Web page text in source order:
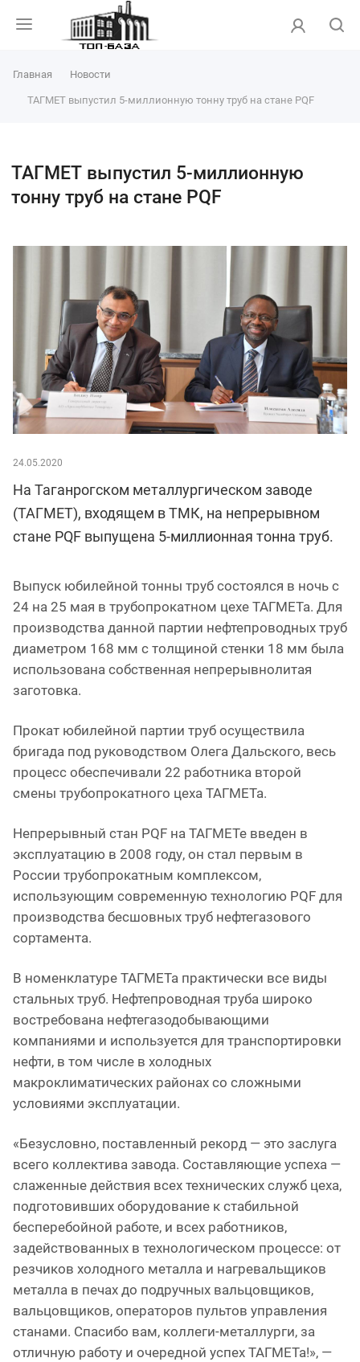
Главная Новости
ТАГМЕТ выпустил 5-миллионную тонну труб на стане PQF
ТАГМЕТ выпустил 5-миллионную
тонну труб на стане PQF
24.05.2020
На Таганрогском металлургическом заводе
(ТАГМЕТ), входящем в ТМК, на непрерывном
стане PQF выпущена 5-миллионная тонна труб.
Выпуск юбилейной тонны труб состоялся в ночь с
24 на 25 мая в трубопрокатном цехе ТАГМЕТа. Для
производства данной партии нефтепроводных труб
диаметром 168 мм с толщиной стенки 18 мм была
использована собственная непрерывнолитая
заготовка.
Прокат юбилейной партии труб осуществила
бригада под руководством Олега Дальского, весь
процесс обеспечивали 22 работника второй
смены трубопрокатного цеха ТАГМЕТа.
Непрерывный стан PQF на ТАГМЕТе введен в
эксплуатацию в 2008 году, он стал первым в
России трубопрокатным комплексом,
использующим современную технологию PQF для
производства бесшовных труб нефтегазового
сортамента.
В номенклатуре ТАГМЕТа практически все виды
стальных труб. Нефтепроводная труба широко
востребована нефтегазодобывающими
компаниями и используется для транспортировки
нефти, в том числе в холодных
макроклиматических районах со сложными
условиями эксплуатации.
«Безусловно, поставленный рекорд — это заслуга
всего коллектива завода. Составляющие успеха —
слаженные действия всех технических служб цеха,
подготовивших оборудование к стабильной
бесперебойной работе, и всех работников,
задействованных в технологическом процессе: от
резчиков холодного металла и нагревальщиков
металла в печах до подручных вальцовщиков,
вальцовщиков, операторов пультов управления
станами. Спасибо вам, коллеги-металлурги, за
отличную работу и очередной успех ТАГМЕТа!», —